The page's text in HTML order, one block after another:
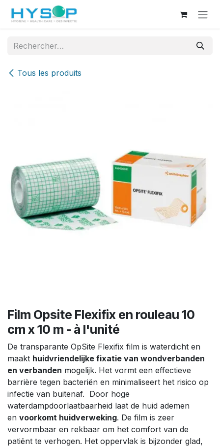
Se rendre au contenu
Tous les produits
Film Opsite Flexifix en rouleau 10
cm x 10 m - à l'unité
De transparante OpSite Flexifix film is waterdicht en
maakt huidvriendelijke fixatie van wondverbanden
en verbanden mogelijk. Het vormt een effectieve
barrière tegen bacteriën en minimaliseert het risico op
infectie van buitenaf. Door hoge
waterdampdoorlaatbaarheid laat de huid ademen
en voorkomt huidverweking. De film is zeer
vervormbaar en rekbaar om het comfort van de
patiënt te verhogen. Het oppervlak is bijzonder glad,